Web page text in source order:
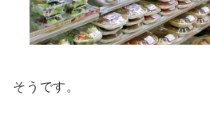
そうです。